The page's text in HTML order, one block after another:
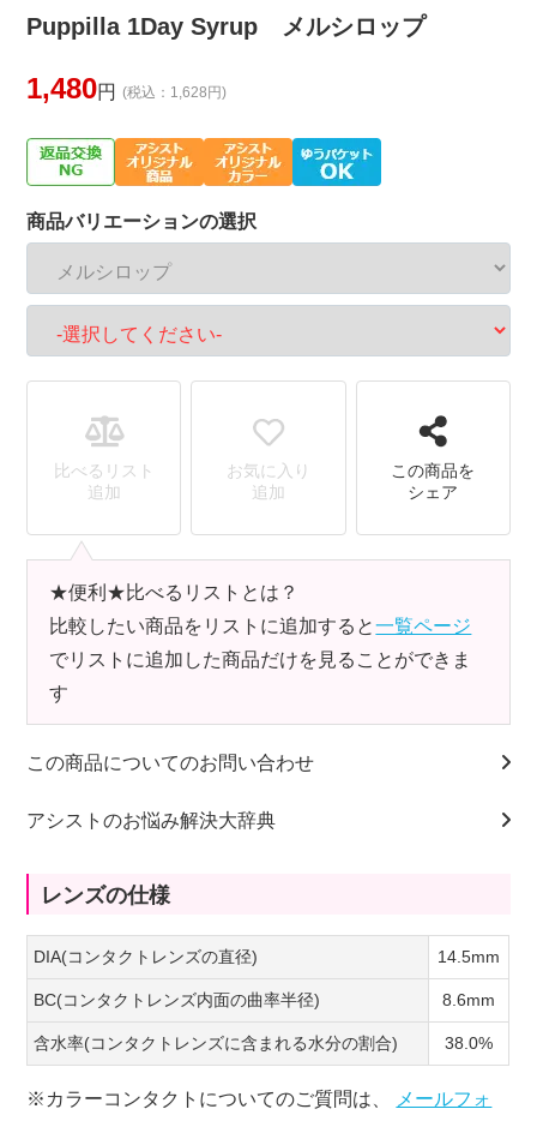
Puppilla 1Day Syrup メルシロップ
1,480円 (税込：1,628円)
商品バリエーションの選択
比べるリスト
追加
お気に入り
追加
この商品を
シェア
★便利★比べるリストとは？
比較したい商品をリストに追加すると一覧ページ
でリストに追加した商品だけを見ることができま
す
この商品についてのお問い合わせ
アシストのお悩み解決大辞典
レンズの仕様
DIA(コンタクトレンズの直径) 14.5mm
BC(コンタクトレンズ内面の曲率半径) 8.6mm
含水率(コンタクトレンズに含まれる水分の割合) 38.0%
※カラーコンタクトについてのご質問は、 メールフォ